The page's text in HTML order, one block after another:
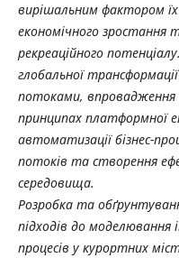
вирішальним фактором
економічного зростання
рекреаційного
глобальної
потоками, впровадження
принципах платформної
автоматизації бізнес-
потоків та створення
середовища.
Розробка та
підходів до моделювання
процесів у курортних